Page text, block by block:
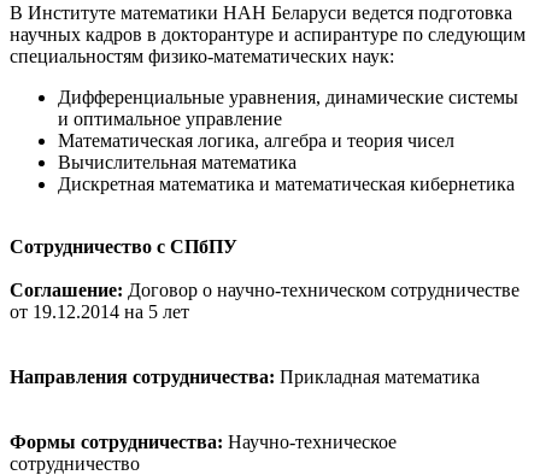
В Институте математики НАН Беларуси ведется подготовка
научных кадров в докторантуре и аспирантуре по следующим
специальностям физико-математических наук:
Дифференциальные уравнения, динамические системы
и оптимальное управление
Математическая логика, алгебра и теория чисел
Вычислительная математика
Дискретная математика и математическая кибернетика
Сотрудничество с СПбПУ
Соглашение: Договор о научно-техническом сотрудничестве
от 19.12.2014 на 5 лет
Направления сотрудничества: Прикладная математика
Формы сотрудничества: Научно-техническое
сотрудничество